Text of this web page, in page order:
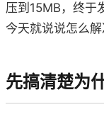
压到15MB，终于
今天就说说怎么解
先搞清楚为